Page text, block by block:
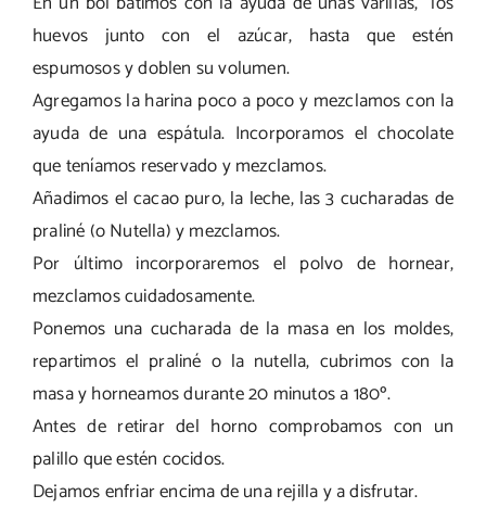
huevos junto con el azúcar, hasta que estén
espumosos y doblen su volumen.
Agregamos la harina poco a poco y mezclamos con la
ayuda de una espátula. Incorporamos el chocolate
que teníamos reservado y mezclamos.
Añadimos el cacao puro, la leche, las 3 cucharadas de
praliné (o Nutella) y mezclamos.
Por último incorporaremos el polvo de hornear,
mezclamos cuidadosamente.
Ponemos una cucharada de la masa en los moldes,
repartimos el praliné o la nutella, cubrimos con la
masa y horneamos durante 20 minutos a 180º.
Antes de retirar del horno comprobamos con un
palillo que estén cocidos.
Dejamos enfriar encima de una rejilla y a disfrutar.